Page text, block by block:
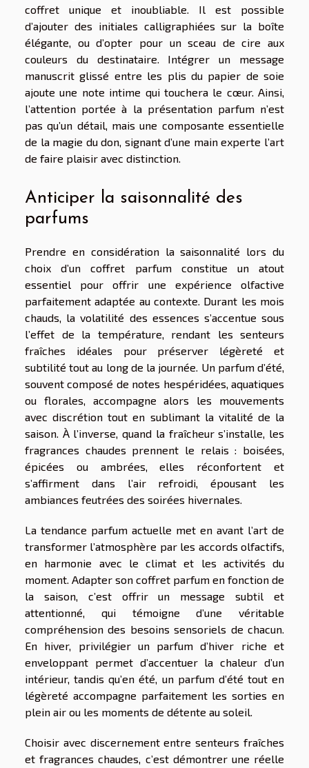
coffret unique et inoubliable. Il est possible
d’ajouter des initiales calligraphiées sur la boîte
élégante, ou d’opter pour un sceau de cire aux
couleurs du destinataire. Intégrer un message
manuscrit glissé entre les plis du papier de soie
ajoute une note intime qui touchera le cœur. Ainsi,
l’attention portée à la présentation parfum n’est
pas qu’un détail, mais une composante essentielle
de la magie du don, signant d’une main experte l’art
de faire plaisir avec distinction.
Anticiper la saisonnalité des
parfums
Prendre en considération la saisonnalité lors du
choix d’un coffret parfum constitue un atout
essentiel pour offrir une expérience olfactive
parfaitement adaptée au contexte. Durant les mois
chauds, la volatilité des essences s’accentue sous
l’effet de la température, rendant les senteurs
fraîches idéales pour préserver légèreté et
subtilité tout au long de la journée. Un parfum d’été,
souvent composé de notes hespéridées, aquatiques
ou florales, accompagne alors les mouvements
avec discrétion tout en sublimant la vitalité de la
saison. À l’inverse, quand la fraîcheur s’installe, les
fragrances chaudes prennent le relais : boisées,
épicées ou ambrées, elles réconfortent et
s’affirment dans l’air refroidi, épousant les
ambiances feutrées des soirées hivernales.
La tendance parfum actuelle met en avant l’art de
transformer l’atmosphère par les accords olfactifs,
en harmonie avec le climat et les activités du
moment. Adapter son coffret parfum en fonction de
la saison, c’est offrir un message subtil et
attentionné, qui témoigne d’une véritable
compréhension des besoins sensoriels de chacun.
En hiver, privilégier un parfum d’hiver riche et
enveloppant permet d’accentuer la chaleur d’un
intérieur, tandis qu’en été, un parfum d’été tout en
légèreté accompagne parfaitement les sorties en
plein air ou les moments de détente au soleil.
Choisir avec discernement entre senteurs fraîches
et fragrances chaudes, c’est démontrer une réelle